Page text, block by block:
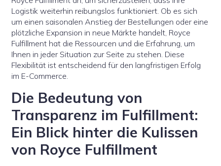
Logistik weiterhin reibungslos funktioniert. Ob es sich
um einen saisonalen Anstieg der Bestellungen oder eine
plötzliche Expansion in neue Märkte handelt, Royce
Fulfillment hat die Ressourcen und die Erfahrung, um
Ihnen in jeder Situation zur Seite zu stehen. Diese
Flexibilität ist entscheidend für den langfristigen Erfolg
im E-Commerce.
Die Bedeutung von
Transparenz im Fulfillment:
Ein Blick hinter die Kulissen
von Royce Fulfillment